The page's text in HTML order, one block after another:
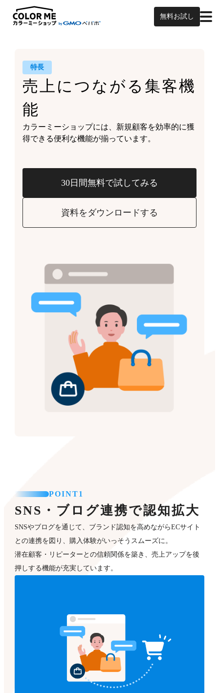
無料お試し
特長
売上につながる集客機
能
カラーミーショップには、 新規顧客を効率的に獲
得できる便利な機能が揃っています。
30日間無料で試してみる
資料をダウンロードする
POINT1
SNS・ブログ連携で認知拡大
SNSやブログを通じて、ブランド認知を高めながらECサイト
との連携を図り、購入体験がいっそうスムーズに。
潜在顧客・リピーターとの信頼関係を築き、売上アップを後
押しする機能が充実しています。